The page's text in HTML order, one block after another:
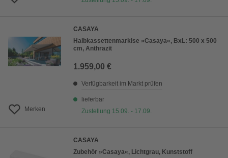
Merken
CASAYA
Halbkassettenmarkise »Casaya«, BxL: 500 x 500
cm, Anthrazit
1.959,00 €
Verfügbarkeit im Markt prüfen
lieferbar
Zustellung 15.09. - 17.09.
CASAYA
Zubehör »Casaya«, Lichtgrau, Kunststoff